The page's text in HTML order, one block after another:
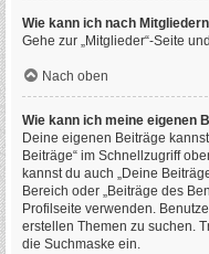
Wie kann ich nach
Gehe zur „Mitglieder“-Seite
Nach oben
Wie kann ich meine eigenen
Deine eigenen Beiträge
Beiträge“ im Schnellzugriff
kannst du auch „Deine
Bereich oder „Beiträge des
Profilseite verwenden.
erstellen Themen zu suchen.
die Suchmaske ein.